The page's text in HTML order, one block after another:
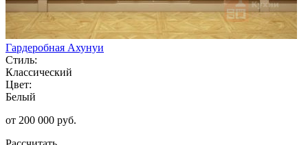
Гардеробная Ахунуи
Стиль:
Классический
Цвет:
Белый
от 200 000 руб.